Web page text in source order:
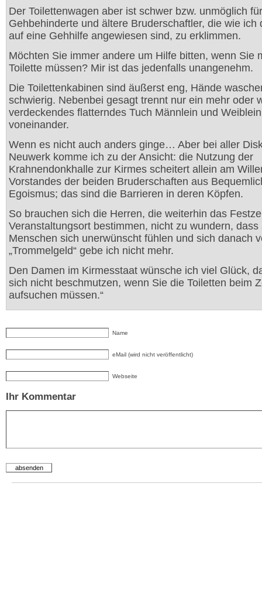
Der Toilettenwagen aber ist schwer bzw. unmöglich für
Gehbehinderte und ältere Bruderschaftler, die wie ich
auf eine Gehhilfe angewiesen sind, zu erklimmen.
Möchten Sie immer andere um Hilfe bitten, wenn Sie
Toilette müssen? Mir ist das jedenfalls unangenehm.
Die Toilettenkabinen sind äußerst eng, Hände
schwierig. Nebenbei gesagt trennt nur ein mehr oder
verdeckendes flatterndes Tuch Männlein und
voneinander.
Wenn es nicht auch anders ginge… Aber bei aller
Neuwerk komme ich zu der Ansicht: die Nutzung der
Krahnendonkhalle zur Kirmes scheitert allein am
Vorstandes der beiden Bruderschaften aus
Egoismus; das sind die Barrieren in deren Köpfen.
So brauchen sich die Herren, die weiterhin das
Veranstaltungsort bestimmen, nicht zu wundern, dass
Menschen sich unerwünscht fühlen und sich danach
„Trommelgeld“ gebe ich nicht mehr.
Den Damen im Kirmesstaat wünsche ich viel Glück,
sich nicht beschmutzen, wenn Sie die Toiletten beim
aufsuchen müssen.“
Name
eMail (wird nicht veröffentlicht)
Webseite
Ihr Kommentar